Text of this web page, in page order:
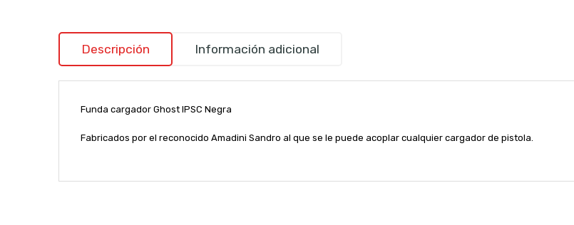
Descripción Información adicional
Funda cargador Ghost IPSC Negra
Fabricados por el reconocido Amadini Sandro al que se le puede acoplar cualquier cargador de pistola.